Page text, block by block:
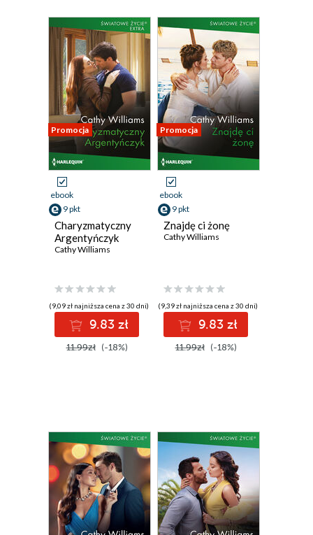
Promocja
ebook
9 pkt
Charyzmatyczny
Argentyńczyk
Cathy Williams
(9,09 zł najniższa cena z 30 dni)
9.83 zł
11.99zł (-18%)
Promocja
ebook
9 pkt
Znajdę ci żonę
Cathy Williams
(9,39 zł najniższa cena z 30 dni)
9.83 zł
11.99zł (-18%)